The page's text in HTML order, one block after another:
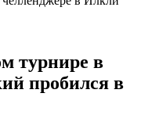
турнире в
пробился в